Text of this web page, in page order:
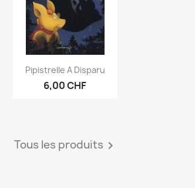
Aperçu rapide
Pipistrelle A Disparu
6,00 CHF
Tous les produits 